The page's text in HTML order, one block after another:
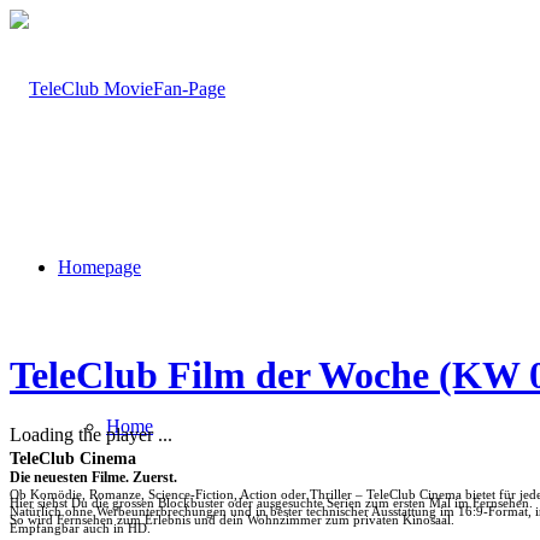
Homepage
Home
TeleClub Film der Woche (KW
Loading the player ...
TeleClub Cinema
Die neuesten Filme. Zuerst.
Ob Komödie, Romanze, Science-Fiction, Action oder Thriller – TeleClub Cinema bietet für
Hier siehst Du die grossen Blockbuster oder ausgesuchte Serien zum ersten Mal im Fernsehen.
Natürlich ohne Werbeunterbrechungen und in bester technischer Ausstattung im 16:9-
So wird Fernsehen zum Erlebnis und dein Wohnzimmer zum privaten Kinosaal.
Empfangbar auch in HD.